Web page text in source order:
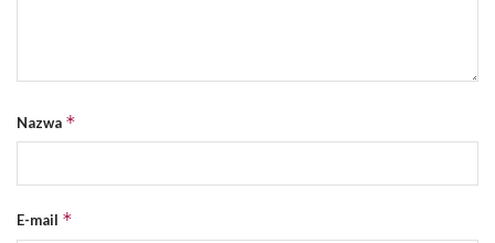
Nazwa *
E-mail *